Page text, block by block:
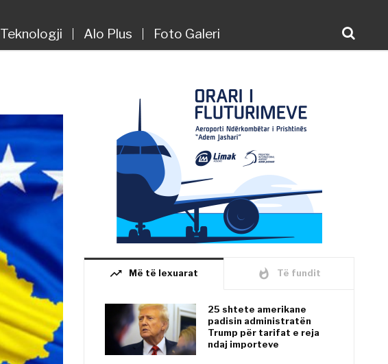
Teknologji Alo Plus Foto Galeri
trending_up Më të lexuarat whatshot Të fundit
25 shtete amerikane
padisin administratën
Trump për tarifat e reja
ndaj importeve